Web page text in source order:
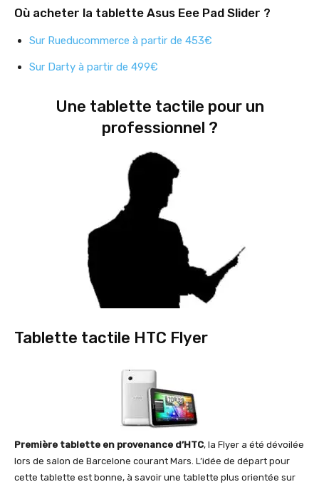
Où acheter la tablette Asus Eee Pad Slider ?
Sur Rueducommerce à partir de 453€
Sur Darty à partir de 499€
Une tablette tactile pour un
professionnel ?
Tablette tactile HTC Flyer
Première tablette en provenance d’HTC, la Flyer a été dévoilée
lors de salon de Barcelone courant Mars. L’idée de départ pour
cette tablette est bonne, à savoir une tablette plus orientée sur